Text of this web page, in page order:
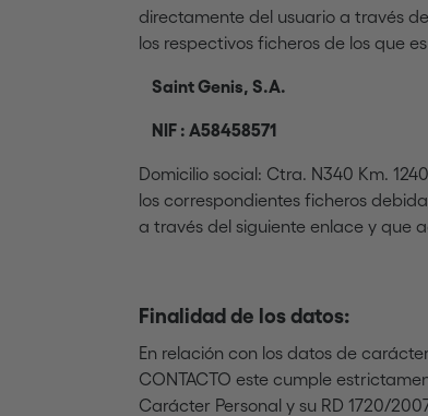
directamente del usuario a través
los respectivos ficheros de los que
Saint Genis, S.A.
NIF : A58458571
Domicilio social: Ctra. N340 Km.
los correspondientes ficheros
a través del siguiente enlace y que
Finalidad de los datos:
En relación con los datos de
CONTACTO este cumple
Carácter Personal y su RD 1720/